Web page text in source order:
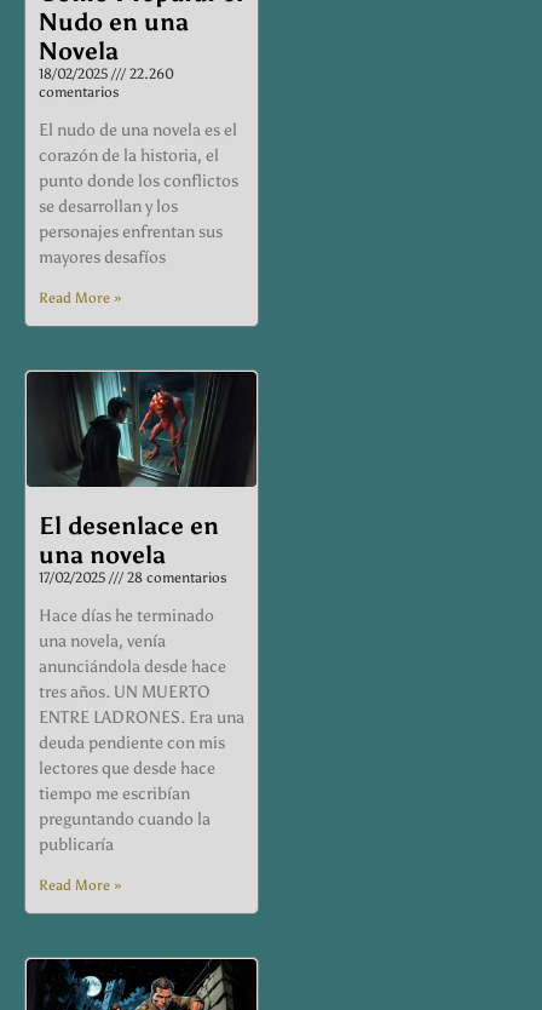
Nudo en una
Novela
18/02/2025
22.260
comentarios
El nudo de una novela es el
corazón de la historia, el
punto donde los conflictos
se desarrollan y los
personajes enfrentan sus
mayores desafíos
Read More »
El desenlace en
una novela
17/02/2025 28 comentarios
Hace días he terminado
una novela, venía
anunciándola desde hace
tres años. UN MUERTO
ENTRE LADRONES. Era una
deuda pendiente con mis
lectores que desde hace
tiempo me escribían
preguntando cuando la
publicaría
Read More »